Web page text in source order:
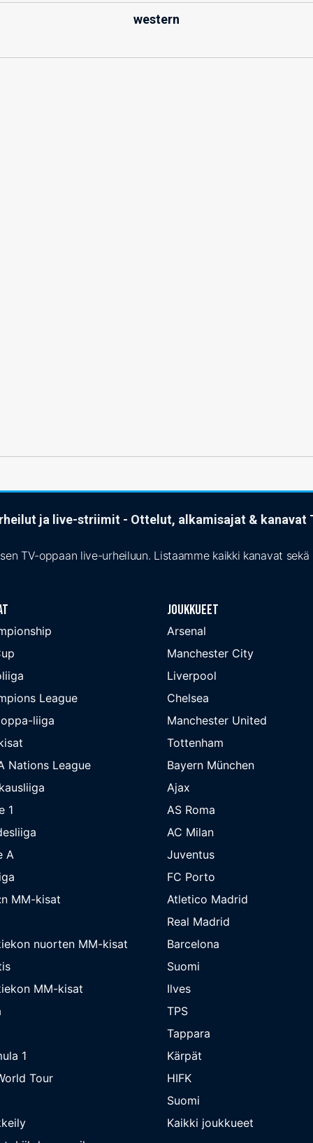
western
ja live-striimit - Ottelut, alkamisajat & kanavat
TV-oppaan live-urheiluun. Listaamme kaikki kanavat
League
liiga
Nations League
1
A
MM-kisat
nuorten MM-kisat
MM-kisat
1
Tour
Joukkueet
Arsenal
Manchester City
Liverpool
Chelsea
Manchester United
Tottenham
Bayern München
Ajax
AS Roma
AC Milan
Juventus
FC Porto
Atletico Madrid
Real Madrid
Barcelona
Suomi
Ilves
TPS
Tappara
Kärpät
HIFK
Suomi
Kaikki joukkueet